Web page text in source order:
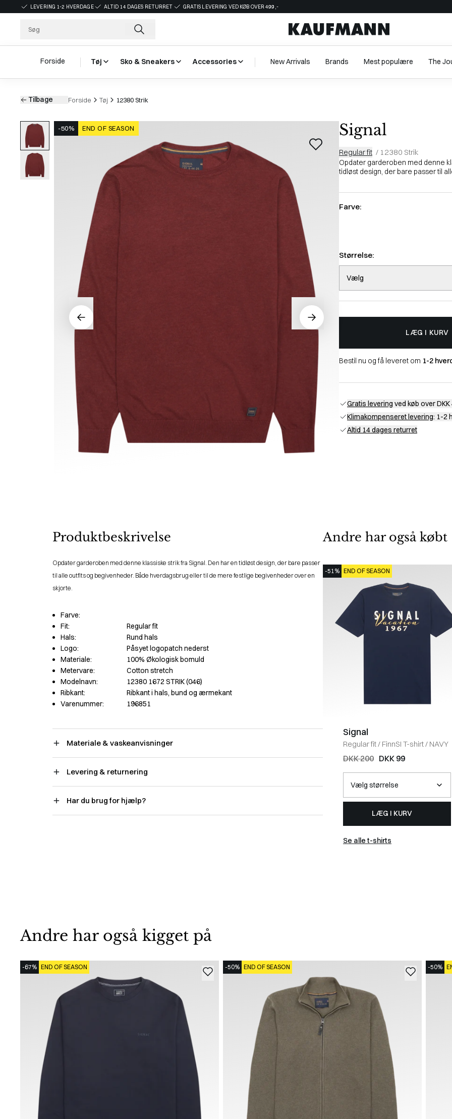
LEVERING 1-2 HVERDAGE ALTID 14 DAGES RETURRET GRATIS LEVERING VED KØB OVER 499,-
Forside Tøj Sko & Sneakers Accessories New Arrivals Brands Mest populære The
Tilbage Forside Tøj 12380 Strik
-50% END OF SEASON Signal
Regular fit / 12380 Strik
Opdater garderoben med denne
tidløst design, der bare passer til
Farve:
Størrelse:
Vælg
LÆG I KURV
Bestil nu og få leveret om 1-2
Gratis levering ved køb over DKK
Klimakompenseret levering: 1-2
Altid 14 dages returret
Produktbeskrivelse
Opdater garderoben med denne klassiske strik fra Signal. Den har en tidløst design, der bare passer
til alle outfits og begivenheder. Både hverdagsbrug eller til de mere festlige begivenheder over en
skjorte.
Farve:
Fit:
Regular fit
Hals:
Rund hals
Logo:
Påsyet logopatch nederst
Materiale:
100% Økologisk bomuld
Metervare:
Cotton stretch
Modelnavn:
12380 1672 STRIK (046)
Ribkant:
Ribkant i hals, bund og ærmekant
Varenummer:
196851
Materiale & vaskeanvisninger
Levering & returnering
Har du brug for hjælp?
Andre har også købt
-51% END OF SEASON
Signal
Regular fit/ FinnSI T-shirt/ NAVY
DKK 200 DKK 99
LÆG I KURV
Se alle t-shirts
Andre har også kigget på
-67% END OF SEASON -50% END OF SEASON -50%